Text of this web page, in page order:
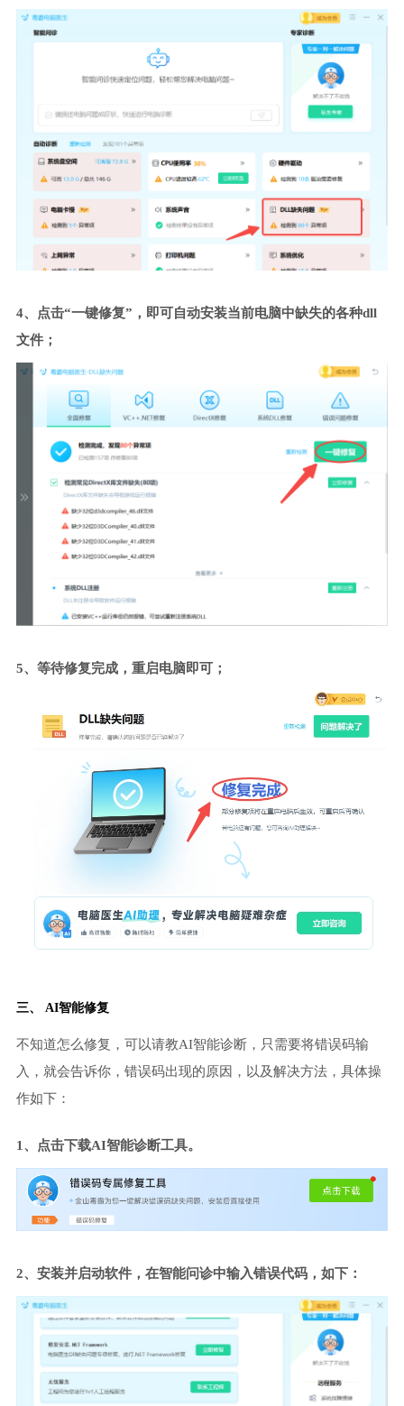
4、点击“一键修复”，即可自动安装当前电脑中缺失的各种dll
文件；
5、等待修复完成，重启电脑即可；
三、 AI智能修复
不知道怎么修复，可以请教AI智能诊断，只需要将错误码输
入，就会告诉你，错误码出现的原因，以及解决方法，具体操
作如下：
1、点击下载AI智能诊断工具。
2、安装并启动软件，在智能问诊中输入错误代码，如下：